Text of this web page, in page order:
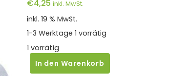
€4,25 inkl. MwSt.
inkl. 19 % MwSt.
1-3 Werktage 1 vorrätig
1 vorrätig
BGS
STECKSCHLÜSSEL-
In den Warenkorb